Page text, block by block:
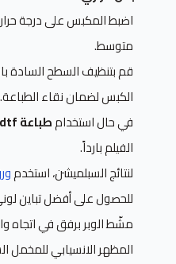
متوسط.
قم بتنظيف السطح السادة
الكبس لضمان نقاء الطباعة.
في حال استخدامطباعة dtf
الفيلم بارداً.
لنتائج السبلميشن، استخدم
للحصول على أفضل تباين
مشّط الوبر برفق في اتجاه
المظهر الانسيابي للمخمل